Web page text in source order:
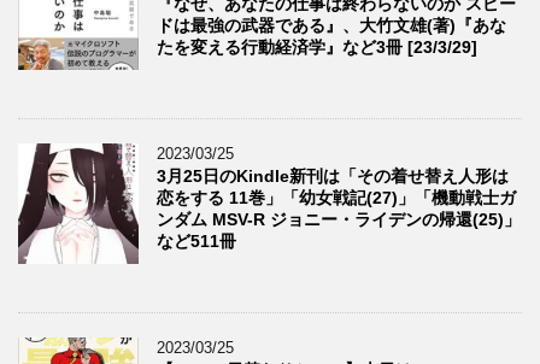
『なぜ、あなたの仕事は終わらないのか スピー
ドは最強の武器である』、大竹文雄(著)『あな
たを変える行動経済学』など3冊 [23/3/29]
2023/03/25
3月25日のKindle新刊は「その着せ替え人形は
恋をする 11巻」「幼女戦記(27)」「機動戦士ガ
ンダム MSV-R ジョニー・ライデンの帰還(25)」
など511冊
2023/03/25